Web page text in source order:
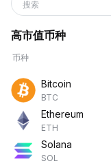
搜索
高市值币种
币种
Bitcoin
BTC
Ethereum
ETH
Solana
SOL